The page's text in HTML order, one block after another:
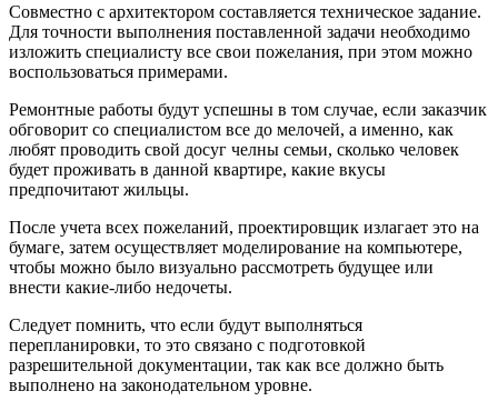
Совместно с архитектором составляется техническое задание.
Для точности выполнения поставленной задачи необходимо
изложить специалисту все свои пожелания, при этом можно
воспользоваться примерами.
Ремонтные работы будут успешны в том случае, если заказчик
обговорит со специалистом все до мелочей, а именно, как
любят проводить свой досуг челны семьи, сколько человек
будет проживать в данной квартире, какие вкусы
предпочитают жильцы.
После учета всех пожеланий, проектировщик излагает это на
бумаге, затем осуществляет моделирование на компьютере,
чтобы можно было визуально рассмотреть будущее или
внести какие-либо недочеты.
Следует помнить, что если будут выполняться
перепланировки, то это связано с подготовкой
разрешительной документации, так как все должно быть
выполнено на законодательном уровне.